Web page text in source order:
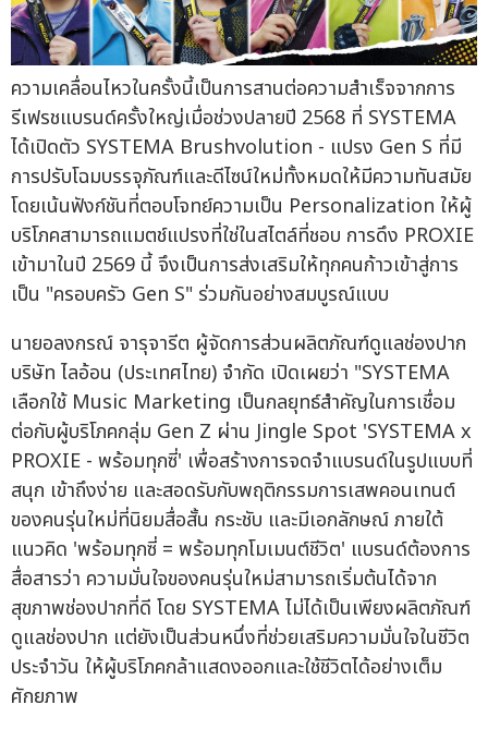
ความเคลื่อนไหวในครั้งนี้เป็นการสานต่อความสำเร็จจากการ
รีเฟรชแบรนด์ครั้งใหญ่เมื่อช่วงปลายปี 2568 ที่ SYSTEMA
ได้เปิดตัว SYSTEMA Brushvolution - แปรง Gen S ที่มี
การปรับโฉมบรรจุภัณฑ์และดีไซน์ใหม่ทั้งหมดให้มีความทันสมัย
โดยเน้นฟังก์ชันที่ตอบโจทย์ความเป็น Personalization ให้ผู้
บริโภคสามารถแมตช์แปรงที่ใช่ในสไตล์ที่ชอบ การดึง PROXIE
เข้ามาในปี 2569 นี้ จึงเป็นการส่งเสริมให้ทุกคนก้าวเข้าสู่การ
เป็น "ครอบครัว Gen S" ร่วมกันอย่างสมบูรณ์แบบ
นายอลงกรณ์ จารุจารีต ผู้จัดการส่วนผลิตภัณฑ์ดูแลช่องปาก
บริษัท ไลอ้อน (ประเทศไทย) จำกัด เปิดเผยว่า "SYSTEMA
เลือกใช้ Music Marketing เป็นกลยุทธ์สำคัญในการเชื่อม
ต่อกับผู้บริโภคกลุ่ม Gen Z ผ่าน Jingle Spot 'SYSTEMA x
PROXIE - พร้อมทุกซี่' เพื่อสร้างการจดจำแบรนด์ในรูปแบบที่
สนุก เข้าถึงง่าย และสอดรับกับพฤติกรรมการเสพคอนเทนต์
ของคนรุ่นใหม่ที่นิยมสื่อสั้น กระชับ และมีเอกลักษณ์ ภายใต้
แนวคิด 'พร้อมทุกซี่ = พร้อมทุกโมเมนต์ชีวิต' แบรนด์ต้องการ
สื่อสารว่า ความมั่นใจของคนรุ่นใหม่สามารถเริ่มต้นได้จาก
สุขภาพช่องปากที่ดี โดย SYSTEMA ไม่ได้เป็นเพียงผลิตภัณฑ์
ดูแลช่องปาก แต่ยังเป็นส่วนหนึ่งที่ช่วยเสริมความมั่นใจในชีวิต
ประจำวัน ให้ผู้บริโภคกล้าแสดงออกและใช้ชีวิตได้อย่างเต็ม
ศักยภาพ